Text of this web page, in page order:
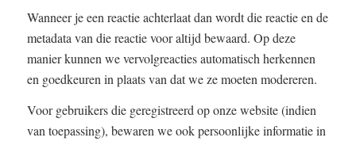
Wanneer je een reactie achterlaat dan wordt die reactie en de
metadata van die reactie voor altijd bewaard. Op deze
manier kunnen we vervolgreacties automatisch herkennen
en goedkeuren in plaats van dat we ze moeten modereren.
Voor gebruikers die geregistreerd op onze website (indien
van toepassing), bewaren we ook persoonlijke informatie in